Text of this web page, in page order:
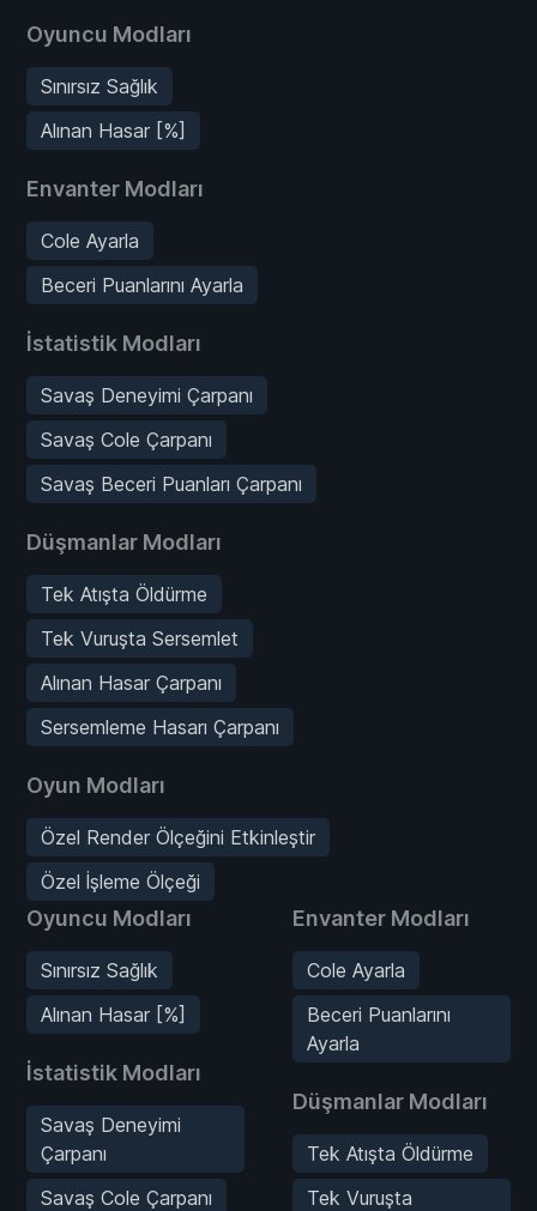
Oyuncu Modları
Sınırsız Sağlık
Alınan Hasar [%]
Envanter Modları
Cole Ayarla
Beceri Puanlarını Ayarla
İstatistik Modları
Savaş Deneyimi Çarpanı
Savaş Cole Çarpanı
Savaş Beceri Puanları Çarpanı
Düşmanlar Modları
Tek Atışta Öldürme
Tek Vuruşta Sersemlet
Alınan Hasar Çarpanı
Sersemleme Hasarı Çarpanı
Oyun Modları
Özel Render Ölçeğini Etkinleştir
Özel İşleme Ölçeği
Oyuncu Modları
Sınırsız Sağlık
Alınan Hasar [%]
İstatistik Modları
Savaş Deneyimi
Çarpanı
Savaş Cole Çarpanı
Envanter Modları
Cole Ayarla
Beceri Puanlarını
Ayarla
Düşmanlar Modları
Tek Atışta Öldürme
Tek Vuruşta